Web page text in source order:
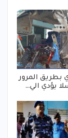
بطريق المرور
يؤدي الي…